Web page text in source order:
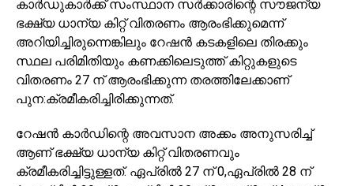
കാർഡുകാർക്ക് സംസ്ഥാന സർക്കാരിന്റെ സൗജന്യ
ഭക്ഷ്യ ധാന്യ കിറ്റ് വിതരണം ആരംഭിക്കുമെന്ന്
അറിയിച്ചിരുന്നെങ്കിലും റേഷൻ കടകളിലെ തിരക്കും
സ്ഥല പരിമിതിയും കണക്കിലെടുത്ത് കിറ്റുകളുടെ
വിതരണം 27 ന് ആരംഭിക്കുന്ന തരത്തിലേക്കാണ്
പുന:ക്രമീകരിച്ചിരിക്കുന്നത്.
റേഷൻ കാർഡിന്റെ അവസാന അക്കം അനുസരിച്ച്
ആണ് ഭക്ഷ്യ ധാന്യ കിറ്റ് വിതരണവും
ക്രമീകരിച്ചിട്ടുള്ളത്. ഏപ്രിൽ 27 ന് 0,ഏപ്രിൽ 28 ന്